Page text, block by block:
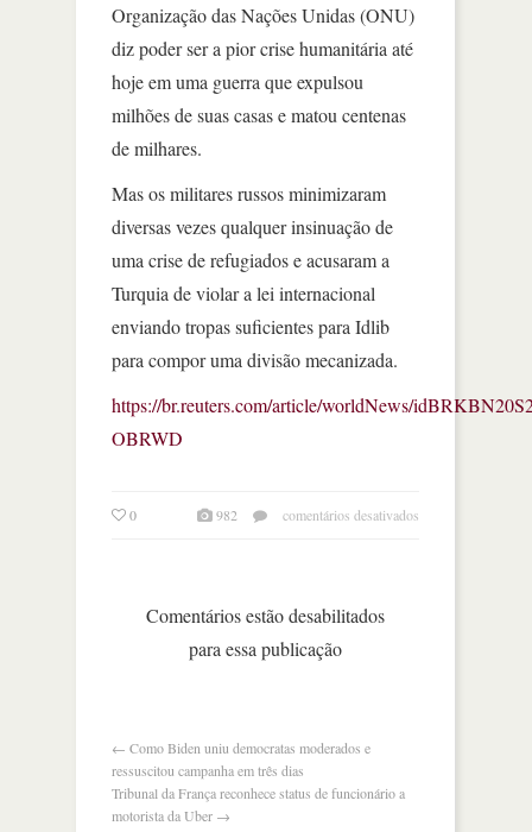
Organização das Nações Unidas (ONU)
diz poder ser a pior crise humanitária até
hoje em uma guerra que expulsou
milhões de suas casas e matou centenas
de milhares.
Mas os militares russos minimizaram
diversas vezes qualquer insinuação de
uma crise de refugiados e acusaram a
Turquia de violar a lei internacional
enviando tropas suficientes para Idlib
para compor uma divisão mecanizada.
https://br.reuters.com/article/worldNews/
OBRWD
0 982 comentários desativados
Comentários estão desabilitados
para essa publicação
← Como Biden uniu democratas moderados e
ressuscitou campanha em três dias
Tribunal da França reconhece status de funcionário a
motorista da Uber →